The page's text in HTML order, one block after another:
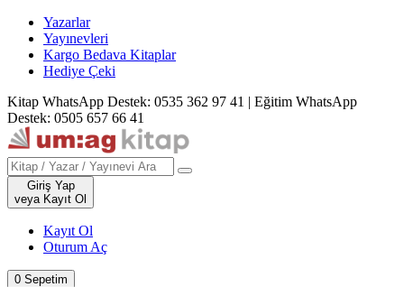
Yazarlar
Yayınevleri
Kargo Bedava Kitaplar
Hediye Çeki
Kitap WhatsApp Destek: 0535 362 97 41 | Eğitim WhatsApp
Destek: 0505 657 66 41
Giriş Yap
veya Kayıt Ol
Kayıt Ol
Oturum Aç
0 Sepetim